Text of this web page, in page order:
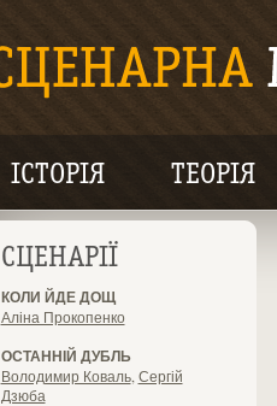
ІСТОРІЯ ТЕОРІЯ
СЦЕНАРІЇ
КОЛИ ЙДЕ ДОЩ
Аліна Прокопенко
ОСТАННІЙ ДУБЛЬ
Володимир Коваль, Сергій
Дзюба